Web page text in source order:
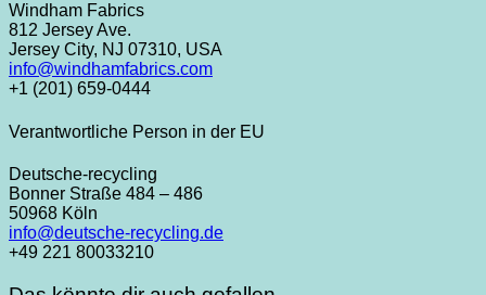
Windham Fabrics
812 Jersey Ave.
Jersey City, NJ 07310, USA
info@windhamfabrics.com
+1 (201) 659-0444
Verantwortliche Person in der EU
Deutsche-recycling
Bonner Straße 484 – 486
50968 Köln
info@deutsche-recycling.de
+49 221 80033210